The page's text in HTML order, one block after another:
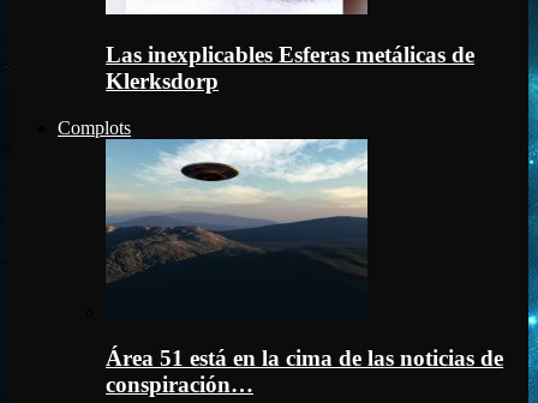
Las inexplicables Esferas metálicas de
Klerksdorp
Complots
Área 51 está en la cima de las noticias de
conspiración…